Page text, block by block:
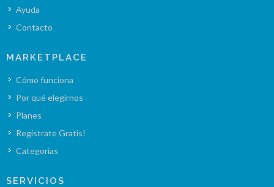
Ayuda
Contacto
MARKETPLACE
Cómo funciona
Por qué elegirnos
Planes
Registrate Gratis!
Categorías
SERVICIOS